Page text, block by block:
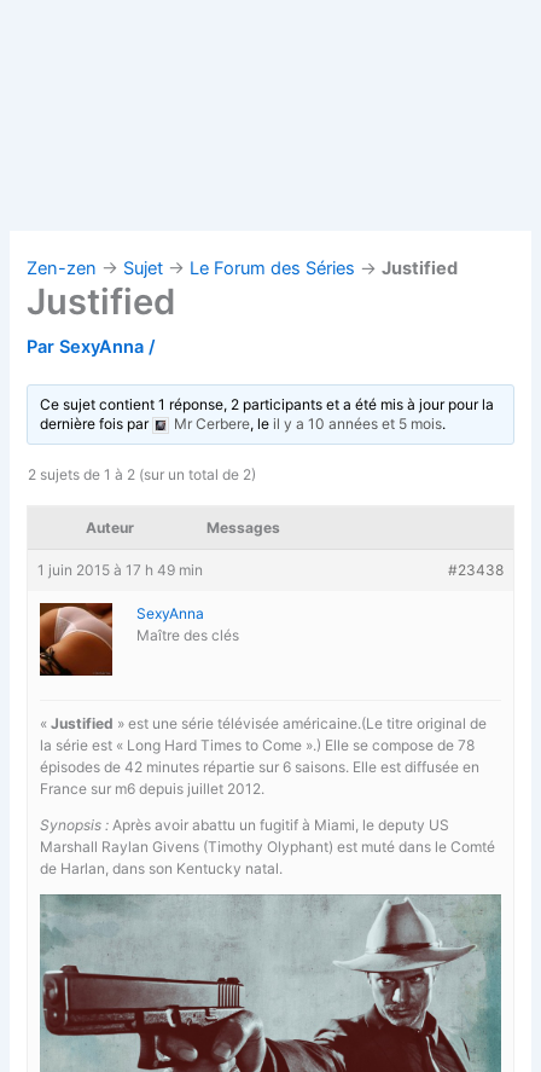
Zen-zen → Sujet → Le Forum des Séries →Justified
Justified
ParSexyAnna/
Ce sujet contient 1 réponse, 2 participants et a été mis à jour pour la
dernière fois par
Mr Cerbere, le il y a 10 années et 5 mois.
2 sujets de 1 à 2 (sur un total de 2)
Auteur Messages
1 juin 2015 à 17 h 49 min #23438
SexyAnna
Maître des clés
«Justified » est une série télévisée américaine.(Le titre original de
la série est « Long Hard Times to Come ».) Elle se compose de 78
épisodes de 42 minutes répartie sur 6 saisons. Elle est diffusée en
France sur m6 depuis juillet 2012.
Synopsis : Après avoir abattu un fugitif à Miami, le deputy US
Marshall Raylan Givens (Timothy Olyphant) est muté dans le Comté
de Harlan, dans son Kentucky natal.